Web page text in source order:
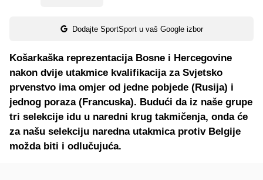
Dodajte SportSport u vaš Google izbor
Košarkaška reprezentacija Bosne i Hercegovine
nakon dvije utakmice kvalifikacija za Svjetsko
prvenstvo ima omjer od jedne pobjede (Rusija) i
jednog poraza (Francuska). Budući da iz naše grupe
tri selekcije idu u naredni krug takmičenja, onda će
za našu selekciju naredna utakmica protiv Belgije
možda biti i odlučujuća.